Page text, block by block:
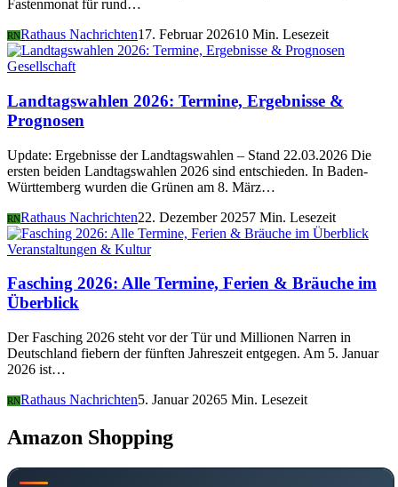
Fastenmonat für rund…
RNRathaus Nachrichten17. Februar 202610 Min. Lesezeit
Gesellschaft
Landtagswahlen 2026: Termine, Ergebnisse &
Prognosen
Update: Ergebnisse der Landtagswahlen – Stand 22.03.2026 Die
ersten beiden Landtagswahlen 2026 sind entschieden. In Baden-
Württemberg wurden die Grünen am 8. März…
RNRathaus Nachrichten22. Dezember 20257 Min. Lesezeit
Veranstaltungen & Kultur
Fasching 2026: Alle Termine, Ferien & Bräuche im
Überblick
Der Fasching 2026 steht vor der Tür und Millionen Narren in
Deutschland fiebern der fünften Jahreszeit entgegen. Am 5. Januar
2026 ist…
RNRathaus Nachrichten5. Januar 20265 Min. Lesezeit
Amazon Shopping